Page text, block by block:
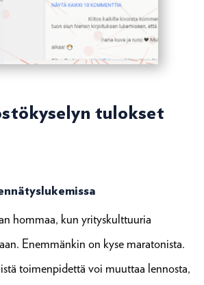
tulokset
hommaa, kun yrityskulttuuria
Enemmänkin on kyse maratonista.
toimenpidettä voi muuttaa lennosta,